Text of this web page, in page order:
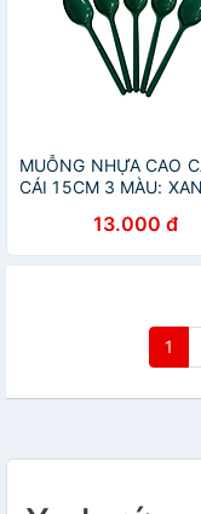
MUỖNG NHỰA CAO
CÁI 15CM 3 MÀU:
13.000 đ
1